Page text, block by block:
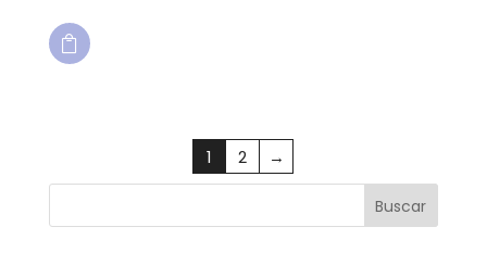

1 2 →
Buscar